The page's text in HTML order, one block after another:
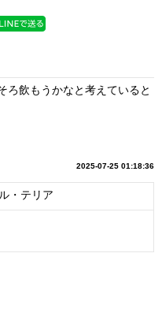
ろ飲もうかなと考えていると
2025-07-25 01:18:36
・テリア